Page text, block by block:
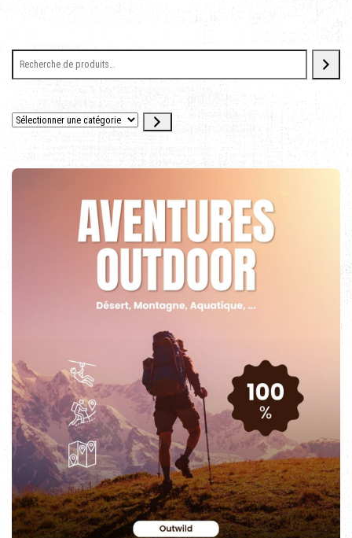
Sélectionner une catégorie